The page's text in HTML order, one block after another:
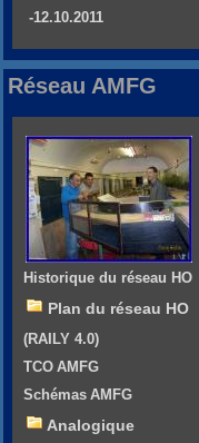
-12.10.2011
Réseau AMFG
Historique du réseau HO
Plan du réseau HO
(RAILY 4.0)
TCO AMFG
Schémas AMFG
Analogique